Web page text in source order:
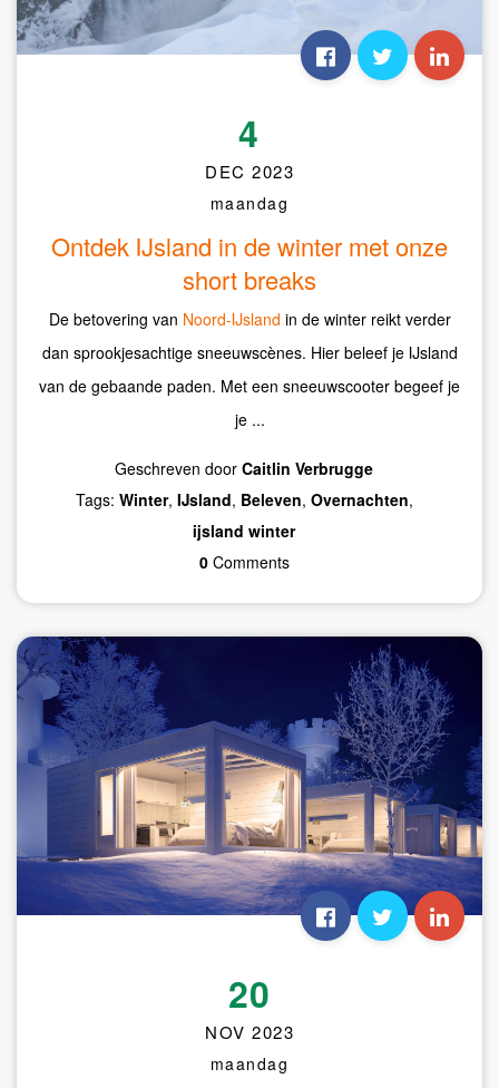
4
DEC 2023
maandag
Ontdek IJsland in de winter met onze
short breaks
De betovering van Noord-IJsland in de winter reikt verder
dan sprookjesachtige sneeuwscènes. Hier beleef je IJsland
van de gebaande paden. Met een sneeuwscooter begeef je
je ...
Geschreven door Caitlin Verbrugge
Tags: Winter, IJsland, Beleven, Overnachten,
ijsland winter
0Comments
20
NOV 2023
maandag